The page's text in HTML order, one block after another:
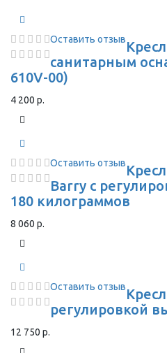
Оставить отзыв
санитарным
610V-00)
4 200 р.
Оставить отзыв
Barry с
180 килограммов
8 060 р.
Оставить отзыв
регулировкой
12 750 р.